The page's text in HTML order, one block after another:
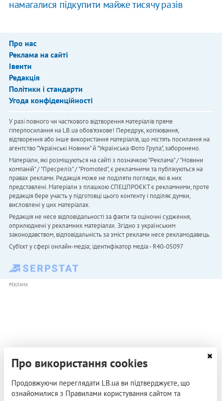
намагалися підкупити майже тисячу разів
Про нас
Реклама на сайті
Івенти
Редакція
Політики і стандарти
Угода конфіденційності
У разі повного чи часткового відтворення матеріалів пряме
гіперпосилання на LB.ua обов'язкове! Передрук, копіювання,
відтворення або інше використання матеріалів, що містять посилання на
агентство "Українськi Новини" й "Українська Фото Група", заборонено.
Матеріали, які розміщуються на сайті з позначкою "Реклама" / "Новини
компаній" / "Пресреліз" / "Promoted", є рекламними та публікуються на
правах реклами. Редакція може не поділяти погляди, які в них
представлені. Матеріали з плашкою СПЕЦПРОЄКТ є рекламними, проте
редакція бере участь у підготовці цього контенту і поділяє думки,
висловлені у цих матеріалах.
Редакція не несе відповідальності за факти та оціночні судження,
оприлюднені у рекламних матеріалах. Згідно з українським
законодавством, відповідальність за зміст реклами несе рекламодавець.
Cуб'єкт у сфері онлайн-медіа; ідентифікатор медіа - R40-05097
РЕКЛАМА
Про використання cookies
Продовжуючи переглядати LB.ua ви підтверджуєте, що
ознайомилися з Правилами користування сайтом та